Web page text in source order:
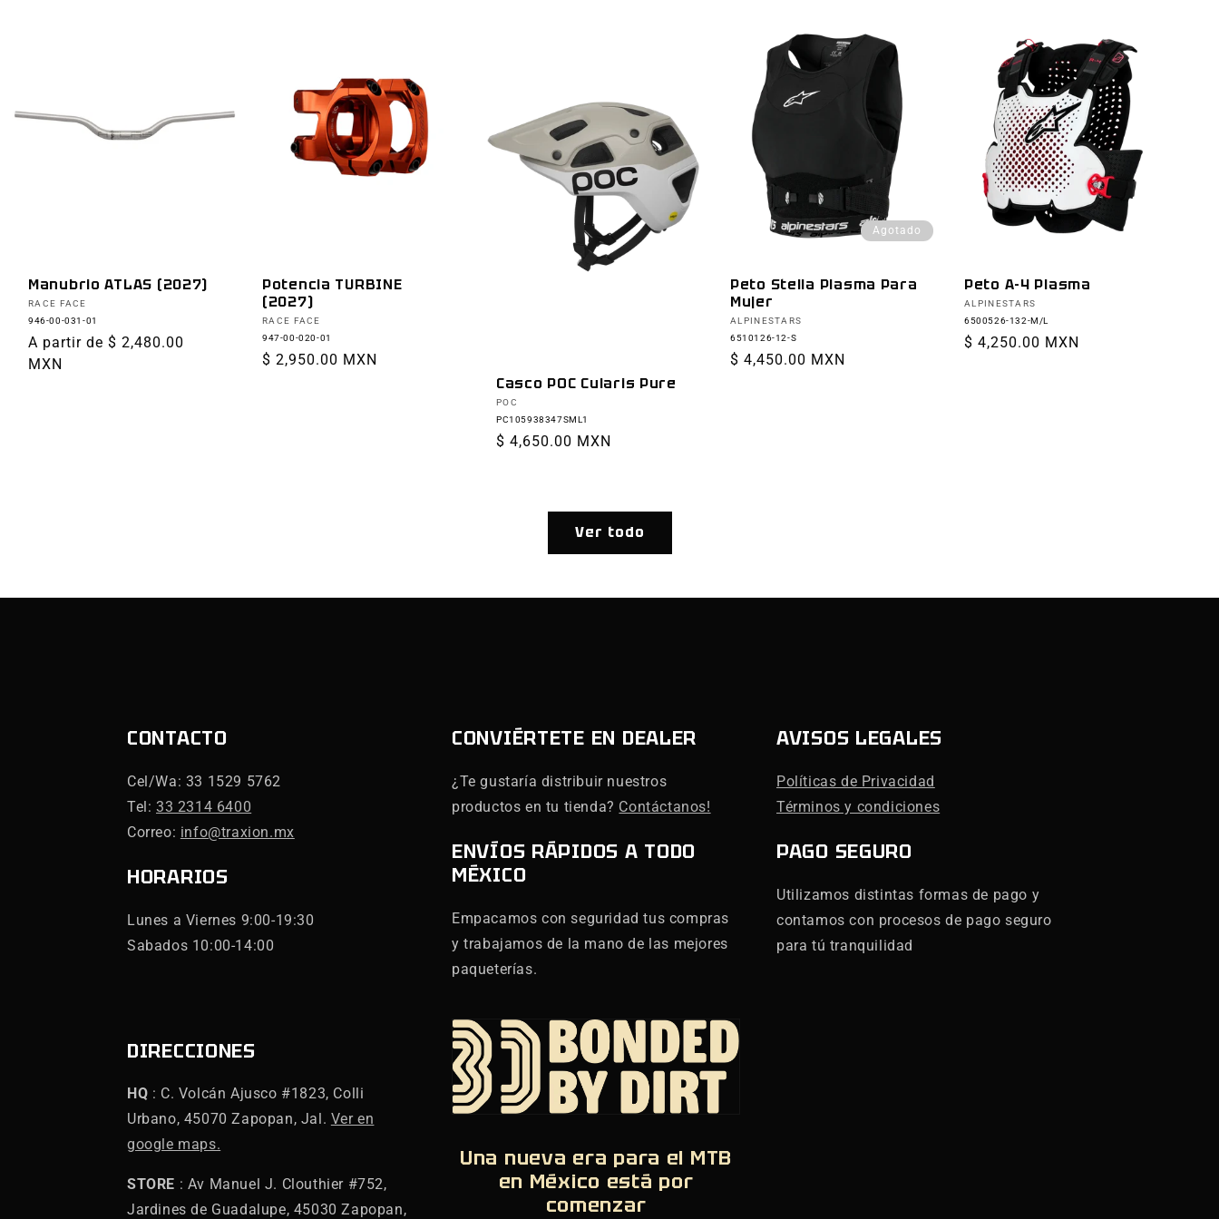
Manubrio ATLAS (2027)
Proveedor:
RACE FACE
946-00-031-01
Precio
habitual
A partir de $ 2,480.00
MXN
Potencia TURBINE
(2027)
Proveedor:
RACE FACE
947-00-020-01
Precio
$ 2,950.00 MXN
Casco POC Cularis Pure
Proveedor:
POC
PC105938347SML1
Precio
$ 4,650.00 MXN
Agotado
Peto Stella Plasma Para
Mujer
Proveedor:
ALPINESTARS
6510126-12-S
Precio
$ 4,450.00 MXN
Peto A-4 Plasma
Proveedor:
ALPINESTARS
6500526-132-M/L
Precio
$ 4,250.00 MXN
Ver todo
CONTACTO
Cel/Wa: 33 1529 5762
Tel: 33 2314 6400
Correo: info@traxion.mx
HORARIOS
Lunes a Viernes 9:00-19:30
Sabados 10:00-14:00
CONVIÉRTETE EN DEALER
¿Te gustaría distribuir nuestros
productos en tu tienda? Contáctanos!
ENVÍOS RÁPIDOS A TODO
MÉXICO
Empacamos con seguridad tus compras
y trabajamos de la mano de las mejores
paqueterías.
AVISOS LEGALES
Políticas de Privacidad
Términos y condiciones
PAGO SEGURO
Utilizamos distintas formas de pago y
contamos con procesos de pago seguro
para tú tranquilidad
DIRECCIONES
HQ : C. Volcán Ajusco #1823, Colli
Urbano, 45070 Zapopan, Jal. Ver en
google maps.
STORE : Av Manuel J. Clouthier #752,
Jardines de Guadalupe, 45030 Zapopan,
Una nueva era para el MTB
en México está por
comenzar